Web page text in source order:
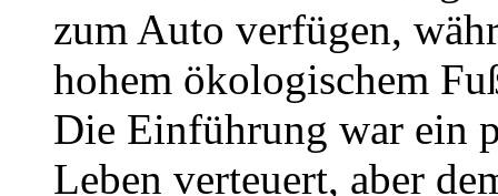
zum Auto verfügen,
hohem ökologischem
Die Einführung war ein
Leben verteuert, aber